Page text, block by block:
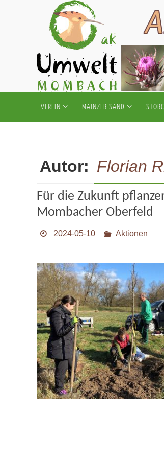
springen
VEREIN MAINZER SAND
Autor: Florian
Für die Zukunft
Mombacher Oberfeld
2024-05-10 Aktionen